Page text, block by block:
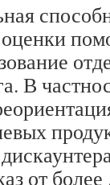
В
от